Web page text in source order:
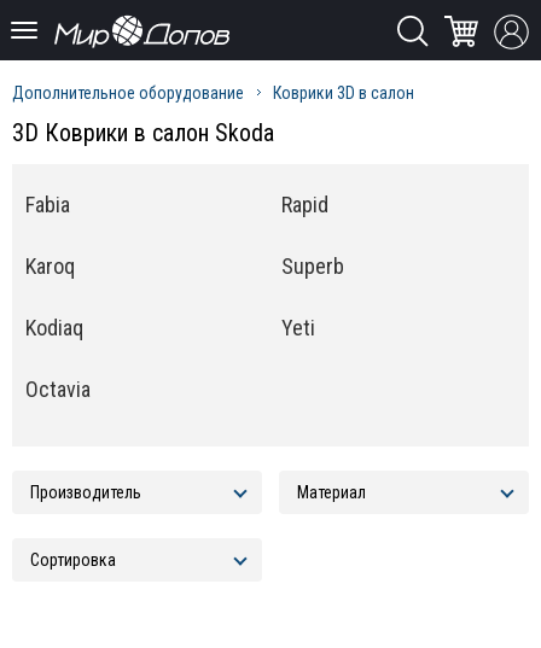
Дополнительное оборудование Коврики 3D в салон
3D Коврики в салон Skoda
Fabia
Karoq
Kodiaq
Octavia
Rapid
Superb
Yeti